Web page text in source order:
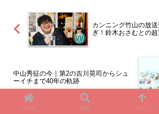
カンニング竹山の放
ぎ！鈴木おさむとの
中山秀征の今｜第2の吉川晃司からシュ
ーイチまで40年の軌跡
ホーム 検索 トップ